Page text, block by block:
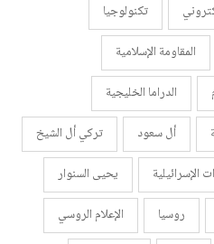
تكنولوجيا
المقاومة الإسلامية
الدراما الخليجية
أل سعود
تركي أل الشيخ
الإسرائيلية
يحيى السنوار
روسيا
الإعلام الروسي